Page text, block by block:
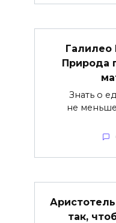
Галилео
Природа
Знать о
не
так,